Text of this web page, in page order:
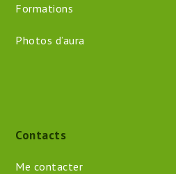
Formations
Photos d’aura
Contacts
Me contacter